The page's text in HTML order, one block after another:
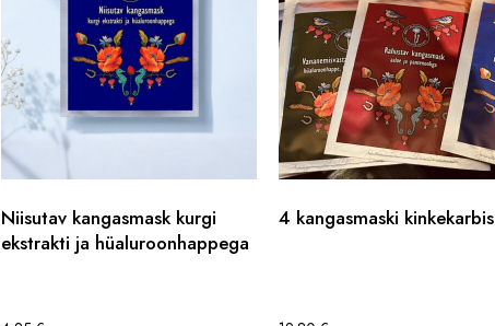
Niisutav kangasmask kurgi
ekstrakti ja hüaluroonhappega
4 kangasmaski kinkekarbis